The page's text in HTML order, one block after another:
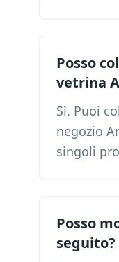
Posso
vetrina
Sì. Puoi
negozio
singoli
Posso
seguito?